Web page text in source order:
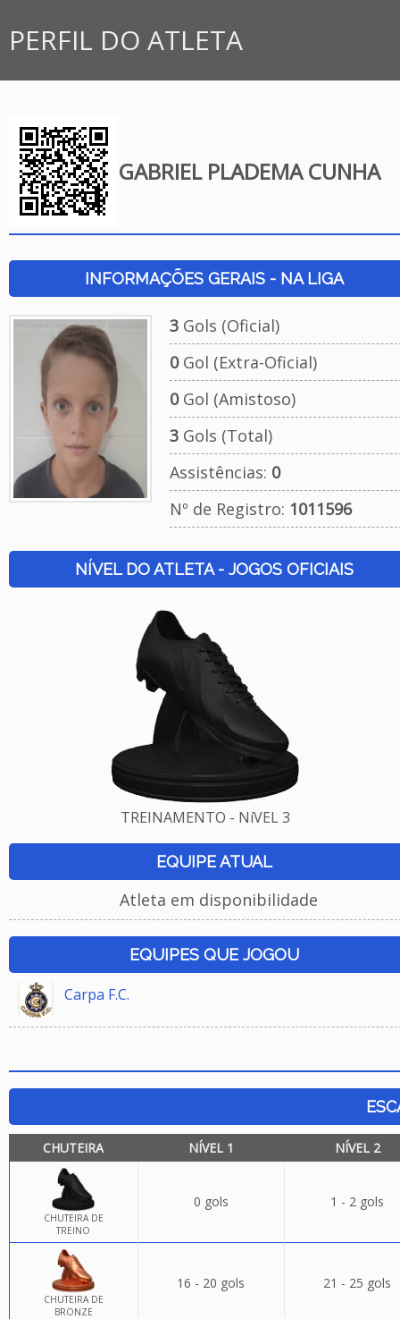
PERFIL DO ATLETA
GABRIEL PLADEMA CUNHA
INFORMAÇÕES GERAIS - NA LIGA
3Gols (Oficial)
0Gol (Extra-Oficial)
0Gol (Amistoso)
3Gols (Total)
Assistências: 0
Nº de Registro: 1011596
NÍVEL DO ATLETA - JOGOS OFICIAIS
TREINAMENTO - NíVEL 3
EQUIPE ATUAL
Atleta em disponibilidade
EQUIPES QUE JOGOU
Carpa F.C.
CHUTEIRA NÍVEL 1 NÍVEL 2
CHUTEIRA DE
TREINO
0 gols 1 - 2 gols
CHUTEIRA DE
BRONZE
16 - 20 gols 21 - 25 gols